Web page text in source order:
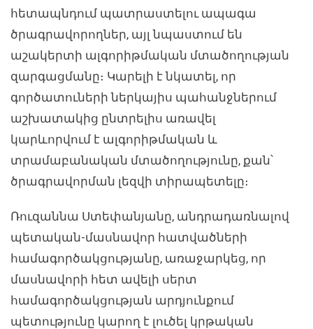
հետապնդում պատրաստելու ապագա
ծրագրավորողներ, այլ նպաստում են
աշակերտի ալգորիթմական մտածողության
զարգացմանը։ Կարելի է նկատել, որ
գործատուների ներկայիս պահանջներում
աշխատակից ընտրելիս առավել
կարևորվում է ալգորիթմական և
տրամաբանական մտածողությունը, քան՝
ծրագրավորման լեզվի տիրապետելը։
Ռուզաննա Ստեփանյանը, անդրադառնալով
պետական-մասնավոր հատվածների
համագործակցությանը, առաջարկեց, որ
մասնավորի հետ ավելի սերտ
համագործակցության արդյունքում
պետությունը կարող է լուծել կրթական